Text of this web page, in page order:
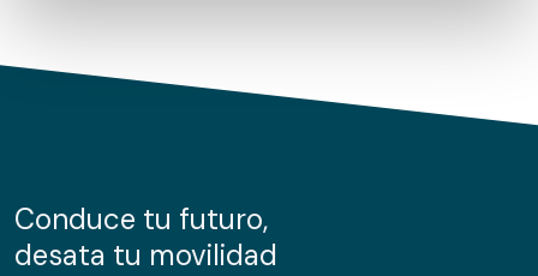
de cookies.
información sobre el uso que haga del sitio web con
nuestros partners de redes sociales, publicidad y análisis
Conduce tu futuro,
desata tu movilidad